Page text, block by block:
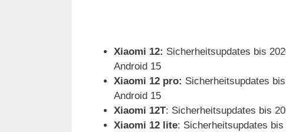
Xiaomi 12: Sicherheitsupdates bis
Android 15
Xiaomi 12 pro: Sicherheitsupdates
Android 15
Xiaomi 12T: Sicherheitsupdates bis
Xiaomi 12 lite: Sicherheitsupdates